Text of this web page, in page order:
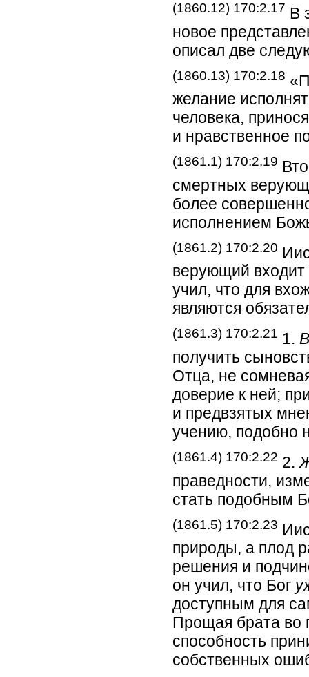
(1860.12) 170:2.17 В
новое
описал две
(1860.13) 170:2.18
желание
человека,
и нравственное
(1861.1) 170:2.19
смертных
более
исполнением
(1861.2) 170:2.20
верующий
учил, что для
являются
(1861.3) 170:2.21 1.
получить
Отца, не
доверие к ней;
и предвзятых
учению, подобно
(1861.4) 170:2.22 2.
праведности,
стать подобным
(1861.5) 170:2.23
природы, а плод
решения и
он учил, что Бог
доступным для
Прощая брата во
способность
собственных